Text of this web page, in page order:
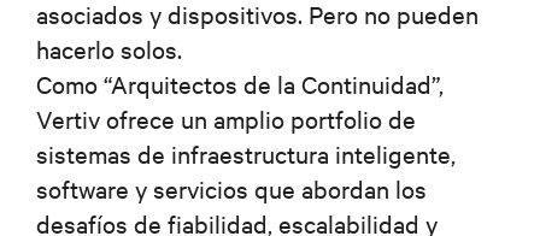
asociados y dispositivos. Pero no pueden
hacerlo solos.
Como “Arquitectos de la Continuidad”,
Vertiv ofrece un amplio portfolio de
sistemas de infraestructura inteligente,
software y servicios que abordan los
desafíos de fiabilidad, escalabilidad y